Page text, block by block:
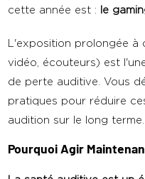
cette année est :
le
L'exposition prolongée à
vidéo, écouteurs) est
de perte auditive. Vous
pratiques pour réduire
audition sur le long terme.
Pourquoi Agir